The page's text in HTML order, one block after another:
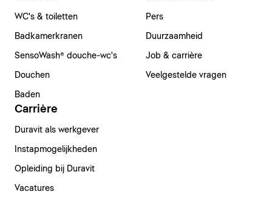
WC's & toiletten
Badkamerkranen
SensoWash® douche-wc's
Douchen
Baden
Pers
Duurzaamheid
Job & carrière
Veelgestelde vragen
Carrière
Duravit als werkgever
Instapmogelijkheden
Opleiding bij Duravit
Vacatures